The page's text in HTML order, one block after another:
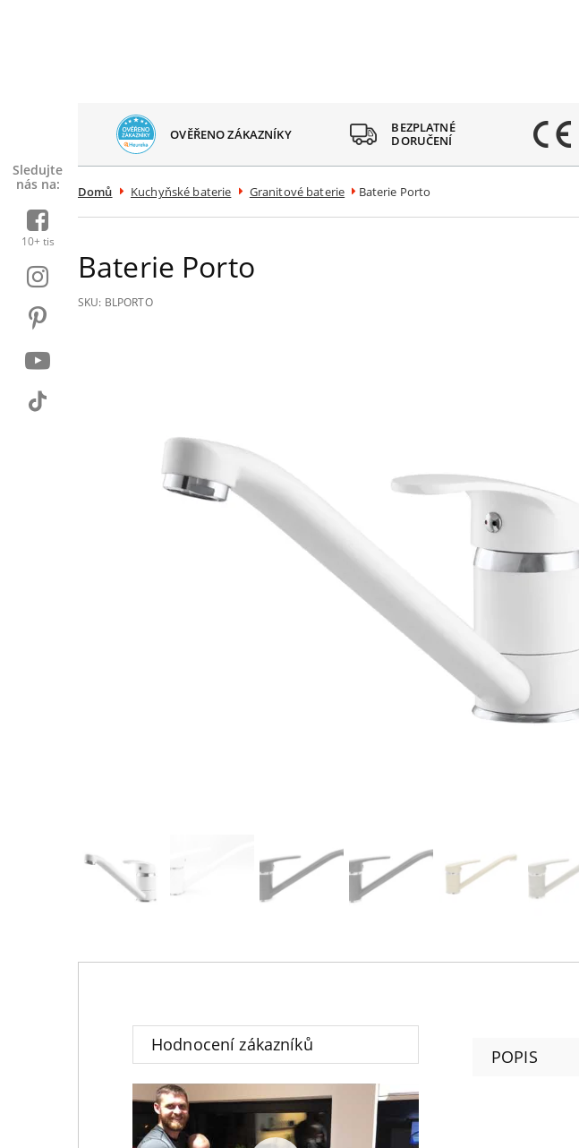
Sledujte
nás na:
10+ tis
OVĚŘENO ZÁKAZNÍKY
BEZPLATNÉ
DORUČENÍ
Domů Kuchyňské baterie Granitové baterie Baterie Porto
Baterie Porto
SKU: BLPORTO
Hodnocení zákazníků
POPIS